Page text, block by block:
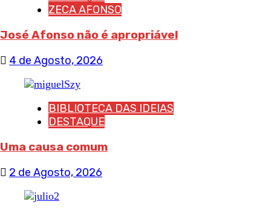
ZECA AFONSO
José Afonso não é apropriável
4 de Agosto, 2026
BIBLIOTECA DAS IDEIAS
DESTAQUE
Uma causa comum
2 de Agosto, 2026